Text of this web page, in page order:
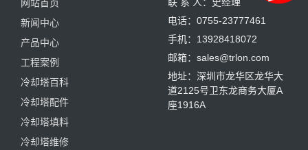
网站首页
新闻中心
产品中心
工程案例
冷却塔百科
冷却塔配件
冷却塔填料
冷却塔维修
电话：0755-23777461
手机：13928418072
邮箱：sales@trlon.com
地址：深圳市龙华区龙华大
道2125号卫东龙商务大厦A
座1916A